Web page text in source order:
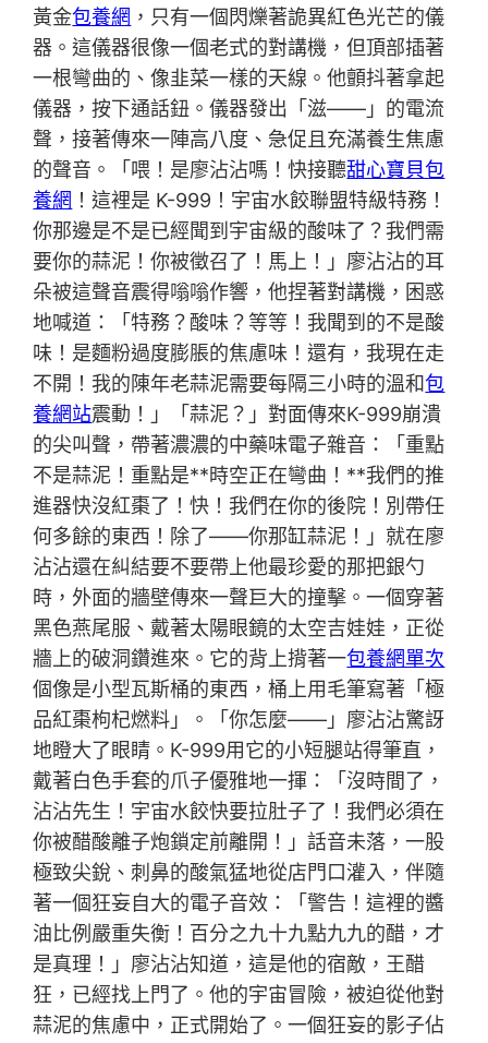
黃金包養網 ，只有一個閃爍著詭異紅色光芒的儀
器。這儀器很像一個老式的對講機，但頂部插著
一根彎曲的、像韭菜一樣的天線。他顫抖著拿起
儀器，按下通話鈕。儀器發出「滋——」的電流
聲，接著傳來一陣高八度、急促且充滿養生焦慮
的聲音。「喂！是廖沾沾嗎！快接聽甜心寶貝包
養網 ！這裡是 K-999！宇宙水餃聯盟特級特務！
你那邊是不是已經聞到宇宙級的酸味了？我們需
要你的蒜泥！你被徵召了！馬上！」廖沾沾的耳
朵被這聲音震得嗡嗡作響，他捏著對講機，困惑
地喊道：「特務？酸味？等等！我聞到的不是酸
味！是麵粉過度膨脹的焦慮味！還有，我現在走
不開！我的陳年老蒜泥需要每隔三小時的溫和包
養網站震動！」「蒜泥？」對面傳來K-999崩潰
的尖叫聲，帶著濃濃的中藥味電子雜音：「重點
不是蒜泥！重點是**時空正在彎曲！**我們的推
進器快沒紅棗了！快！我們在你的後院！別帶任
何多餘的東西！除了——你那缸蒜泥！」就在廖
沾沾還在糾結要不要帶上他最珍愛的那把銀勺
時，外面的牆壁傳來一聲巨大的撞擊。一個穿著
黑色燕尾服、戴著太陽眼鏡的太空吉娃娃，正從
牆上的破洞鑽進來。它的背上揹著一包養網單次
個像是小型瓦斯桶的東西，桶上用毛筆寫著「極
品紅棗枸杞燃料」。「你怎麼——」廖沾沾驚訝
地瞪大了眼睛。K-999用它的小短腿站得筆直，
戴著白色手套的爪子優雅地一揮：「沒時間了，
沾沾先生！宇宙水餃快要拉肚子了！我們必須在
你被醋酸離子炮鎖定前離開！」話音未落，一股
極致尖銳、刺鼻的酸氣猛地從店門口灌入，伴隨
著一個狂妄自大的電子音效：「警告！這裡的醬
油比例嚴重失衡！百分之九十九點九九的醋，才
是真理！」廖沾沾知道，這是他的宿敵，王醋
狂，已經找上門了。他的宇宙冒險，被迫從他對
蒜泥的焦慮中，正式開始了。一個狂妄的影子佔